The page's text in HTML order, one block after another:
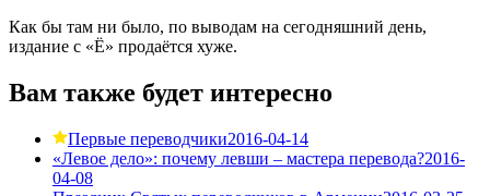
Как бы там ни было, по выводам на сегодняшний день,
издание с «Ё» продаётся хуже.
Вам также будет интересно
Первые переводчики2016-04-14
«Левое дело»: почему левши – мастера перевода?2016-
04-08